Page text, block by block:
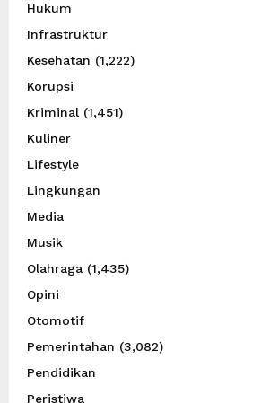
Hukum
Infrastruktur
Kesehatan (1,222)
Korupsi
Kriminal (1,451)
Kuliner
Lifestyle
Lingkungan
Media
Musik
Olahraga (1,435)
Opini
Otomotif
Pemerintahan (3,082)
Pendidikan
Peristiwa